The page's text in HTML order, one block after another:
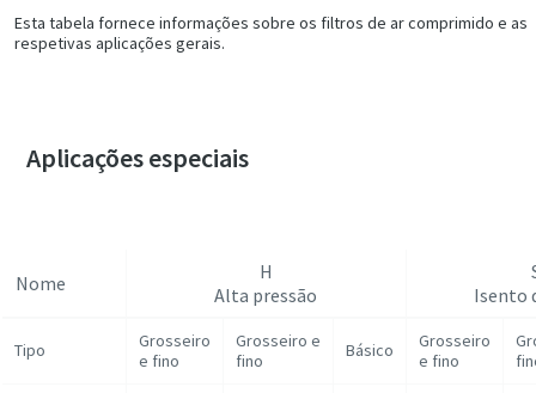
Esta tabela fornece informações sobre os filtros de ar comprimido e as
respetivas aplicações gerais.
Aplicações especiais
Nome
H
Alta pressão
Isento
Tipo
Grosseiro
e fino
Grosseiro e
fino
Básico
Grosseiro
e fino